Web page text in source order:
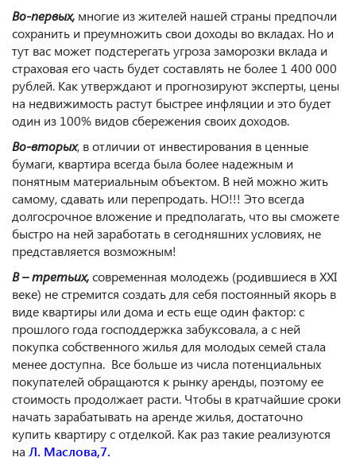
Во-первых, многие из жителей нашей страны предпочли
сохранить и преумножить свои доходы во вкладах. Но и
тут вас может подстерегать угроза заморозки вклада и
страховая его часть будет составлять не более 1 400 000
рублей. Как утверждают и прогнозируют эксперты, цены
на недвижимость растут быстрее инфляции и это будет
один из 100% видов сбережения своих доходов.
Во-вторых, в отличии от инвестирования в ценные
бумаги, квартира всегда была более надежным и
понятным материальным объектом. В ней можно жить
самому, сдавать или перепродать. НО!!! Это всегда
долгосрочное вложение и предполагать, что вы сможете
быстро на ней заработать в сегодняшних условиях, не
представляется возможным!
В –третьих,современная молодежь (родившиеся в ХХI
веке) не стремится создать для себя постоянный якорь в
виде квартиры или дома и есть еще один фактор: с
прошлого года господдержка забуксовала, а с ней
покупка собственного жилья для молодых семей стала
менее доступна. Все больше из числа потенциальных
покупателей обращаются к рынку аренды, поэтому ее
стоимость продолжает расти. Чтобы в кратчайшие сроки
начать зарабатывать на аренде жилья, достаточно
купить квартиру с отделкой. Как раз такие реализуются
на Л. Маслова,7.